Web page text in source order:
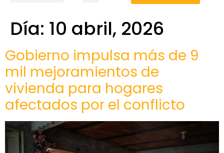
Día: 10 abril, 2026
Gobierno impulsa más de 9
mil mejoramientos de
vivienda para hogares
afectados por el conflicto